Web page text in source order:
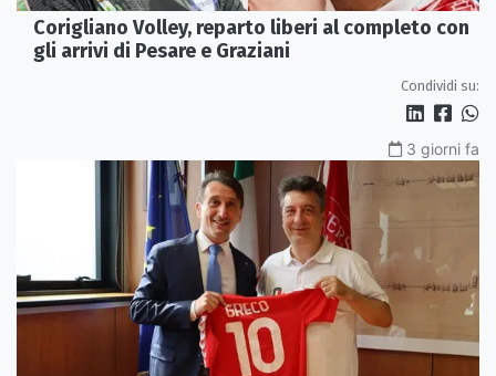
Corigliano Volley, reparto liberi al completo con
gli arrivi di Pesare e Graziani
Condividi su:
3 giorni fa